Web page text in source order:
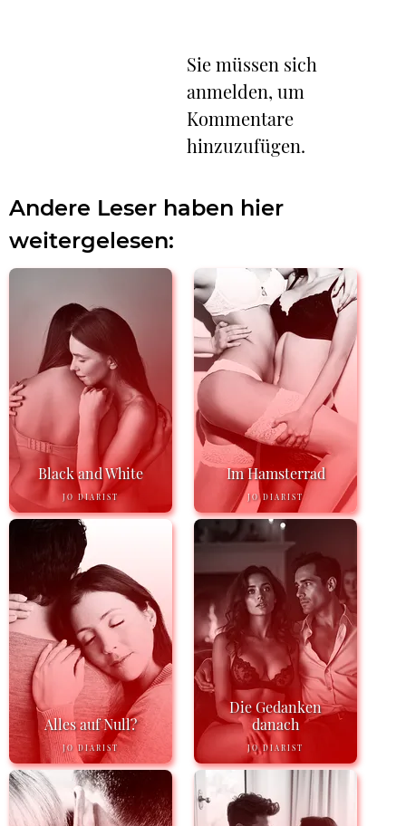
Sie müssen sich
anmelden, um
Kommentare
hinzuzufügen.
Andere Leser haben hier
weitergelesen:
Black and White
JO DIARIST
Im Hamsterrad
JO DIARIST
Alles auf Null?
JO DIARIST
Die Gedanken
danach
JO DIARIST